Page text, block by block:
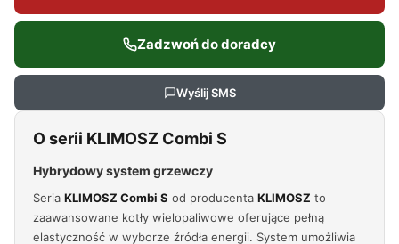
Zadzwoń do doradcy
Wyślij SMS
O serii KLIMOSZ Combi S
Hybrydowy system grzewczy
Seria KLIMOSZ Combi S od producenta KLIMOSZ to
zaawansowane kotły wielopaliwowe oferujące pełną
elastyczność w wyborze źródła energii. System umożliwia